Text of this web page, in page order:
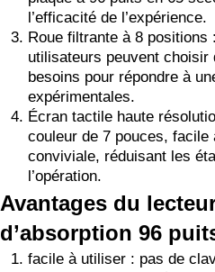
l’efficacité de l’expérience.
Roue filtrante à 8
utilisateurs peuvent
besoins pour répondre à
expérimentales.
Écran tactile haute
couleur de 7 pouces, facile
conviviale, réduisant les
l’opération.
Avantages du
d’absorption 96
facile à utiliser : pas de